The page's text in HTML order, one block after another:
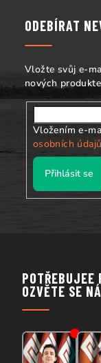
ODEBÍRAT
Vložte svůj e-
nových
Vložením e-
osobních údajů
Přihlásit se
POTŘEBUJEE
OZVĚTE SE